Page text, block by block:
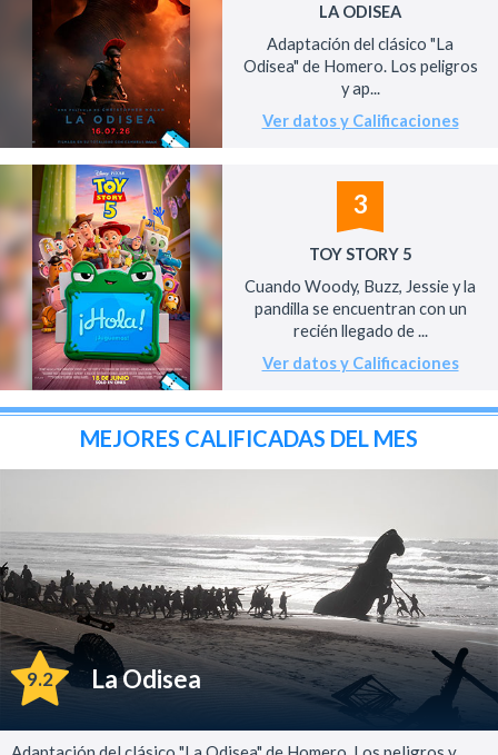
LA ODISEA
Adaptación del clásico "La
Odisea" de Homero. Los peligros
y ap...
Ver datos y Calificaciones
3
TOY STORY 5
Cuando Woody, Buzz, Jessie y la
pandilla se encuentran con un
recién llegado de ...
Ver datos y Calificaciones
MEJORES CALIFICADAS DEL MES
9.2 La Odisea